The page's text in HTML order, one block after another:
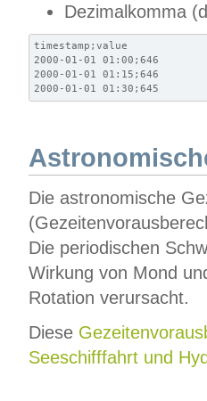
Dezimalkomma
timestamp;value
2000-01-01 01:00;646
2000-01-01 01:15;646
2000-01-01 01:30;645
Die astronomische
Die periodischen
Wirkung von Mond
Rotation verursacht.
Diese
Seeschifffahrt und